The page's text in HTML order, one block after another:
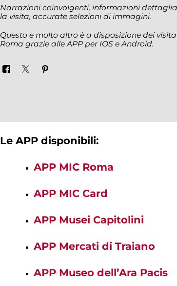
Narrazioni coinvolgenti, informazioni
la visita, accurate selezioni di immagini.
Questo e molto altro è a disposizione dei
Roma grazie alle APP per IOS e Android.
Le APP disponibili:
APP MIC Roma
APP MIC Card
APP Musei Capitolini
APP Mercati di Traiano
APP Museo dell’Ara Pacis